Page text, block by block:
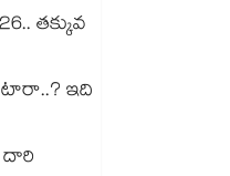
తక్కువ
ఇది
దారి